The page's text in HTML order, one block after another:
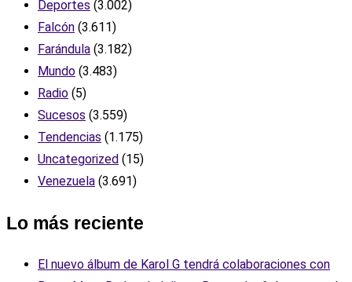
Deportes (3.002)
Falcón (3.611)
Farándula (3.182)
Mundo (3.483)
Radio (5)
Sucesos (3.559)
Tendencias (1.175)
Uncategorized (15)
Venezuela (3.691)
Lo más reciente
El nuevo álbum de Karol G tendrá colaboraciones con